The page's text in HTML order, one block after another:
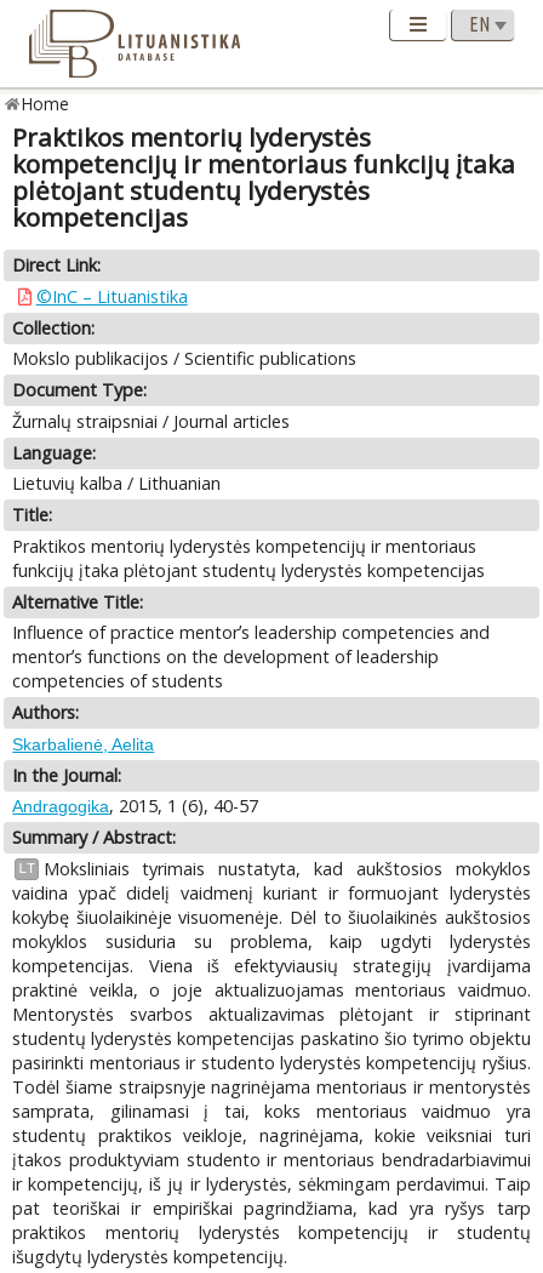
Home
Praktikos mentorių lyderystės
kompetencijų ir mentoriaus funkcijų įtaka
plėtojant studentų lyderystės
kompetencijas
Direct Link:
©InC – Lituanistika
Collection:
Mokslo publikacijos / Scientific publications
Document Type:
Žurnalų straipsniai / Journal articles
Language:
Lietuvių kalba / Lithuanian
Title:
Praktikos mentorių lyderystės kompetencijų ir mentoriaus
funkcijų įtaka plėtojant studentų lyderystės kompetencijas
Alternative Title:
Influence of practice mentorʼs leadership competencies and
mentorʼs functions on the development of leadership
competencies of students
Authors:
Skarbalienė, Aelita
In the Journal:
Andragogika, 2015, 1 (6), 40-57
Summary / Abstract:
LT
Moksliniais tyrimais nustatyta, kad aukštosios mokyklos
vaidina ypač didelį vaidmenį kuriant ir formuojant lyderystės
kokybę šiuolaikinėje visuomenėje. Dėl to šiuolaikinės aukštosios
mokyklos susiduria su problema, kaip ugdyti lyderystės
kompetencijas. Viena iš efektyviausių strategijų įvardijama
praktinė veikla, o joje aktualizuojamas mentoriaus vaidmuo.
Mentorystės svarbos aktualizavimas plėtojant ir stiprinant
studentų lyderystės kompetencijas paskatino šio tyrimo objektu
pasirinkti mentoriaus ir studento lyderystės kompetencijų ryšius.
Todėl šiame straipsnyje nagrinėjama mentoriaus ir mentorystės
samprata, gilinamasi į tai, koks mentoriaus vaidmuo yra
studentų praktikos veikloje, nagrinėjama, kokie veiksniai turi
įtakos produktyviam studento ir mentoriaus bendradarbiavimui
ir kompetencijų, iš jų ir lyderystės, sėkmingam perdavimui. Taip
pat teoriškai ir empiriškai pagrindžiama, kad yra ryšys tarp
praktikos mentorių lyderystės kompetencijų ir studentų
išugdytų lyderystės kompetencijų.